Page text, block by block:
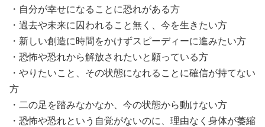
・自分が幸せになることに恐れがある方
・過去や未来に囚われること無く、今を生きたい方
・新しい創造に時間をかけずスピーディーに進みたい方
・恐怖や恐れから解放されたいと願っている方
・やりたいこと、その状態になれることに確信が持てない
方
・二の足を踏みなかなか、今の状態から動けない方
・恐怖や恐れという自覚がないのに、理由なく身体が萎縮